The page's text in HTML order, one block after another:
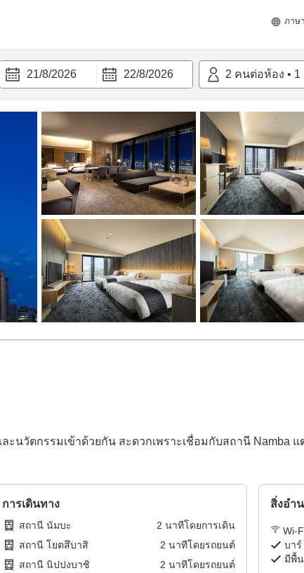
ภาษ
21/8/2026 22/8/2026 2 คนต่อห้อง • 1
วัตกรรมเข้าด้วยกัน สะดวกเพราะเชื่อมกับสถานี Namba แ
การเดินทาง
สถานี นัมบะ 2 นาทีโดยการเดิน
สถานี โยตสึบาสิ
2 นาทีโดยรถยนต์
สถานี นิปปงบาชิ
2 นาทีโดยรถยนต์
สิ่งอำ
Wi-
บาร์
มีพื้